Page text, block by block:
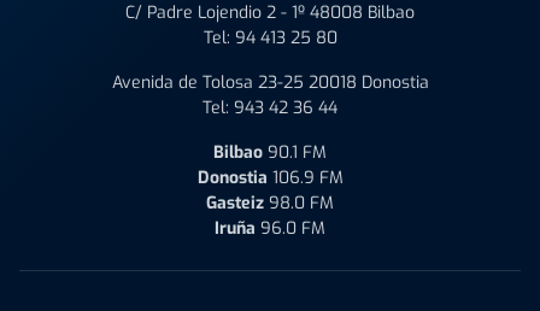
C/ Padre Lojendio 2 - 1º 48008 Bilbao
Tel: 94 413 25 80
Avenida de Tolosa 23-25 20018 Donostia
Tel: 943 42 36 44
Bilbao 90.1 FM
Donostia 106.9 FM
Gasteiz 98.0 FM
Iruña 96.0 FM